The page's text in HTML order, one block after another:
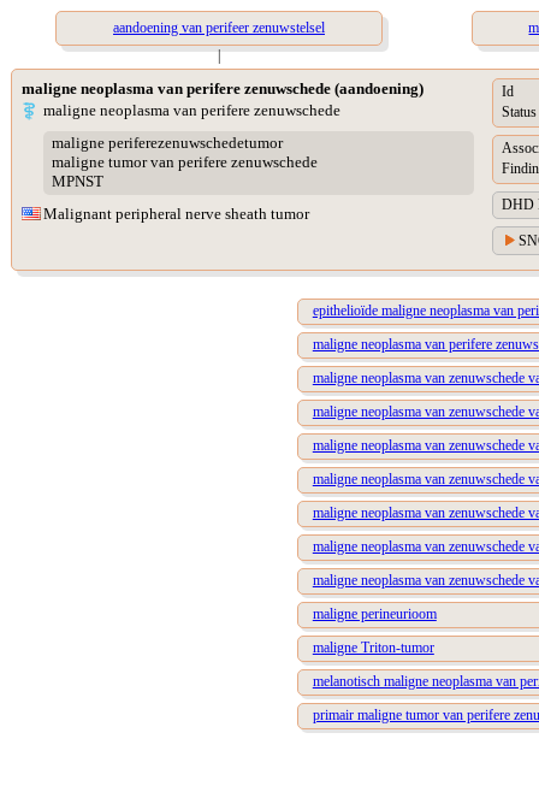
aandoening van perifeer zenuwstelsel
|
maligne neoplasma van perifere zenuwschede (aandoening)
maligne neoplasma van perifere zenuwschede
maligne periferezenuwschedetumor
maligne tumor van perifere zenuwschede
MPNST
Malignant peripheral nerve sheath tumor
Id
Status
DHD
epithelioïde maligne neoplasma van
maligne neoplasma van perifere
maligne neoplasma van zenuwschede
maligne neoplasma van zenuwschede
maligne neoplasma van zenuwschede
maligne neoplasma van zenuwschede
maligne neoplasma van zenuwschede
maligne neoplasma van zenuwschede
maligne neoplasma van zenuwschede
maligne perineurioom
maligne Triton-tumor
melanotisch maligne neoplasma van
primair maligne tumor van perifere